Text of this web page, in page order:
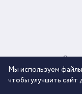
2026 © ООО
О
Политика
Мы используем файлы
чтобы улучшить сайт